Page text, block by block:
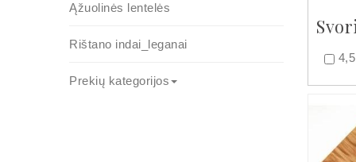
Ąžuolinės lentelės
Rištano indai_leganai
Prekių kategorijos